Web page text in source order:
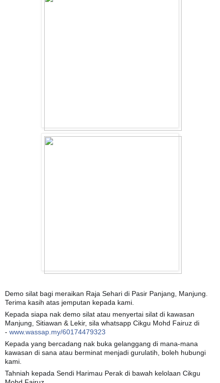
Demo silat bagi meraikan Raja Sehari di Pasir Panjang, Manjung.
Terima kasih atas jemputan kepada kami.
Kepada siapa nak demo silat atau menyertai silat di kawasan
Manjung, Sitiawan & Lekir, sila whatsapp Cikgu Mohd Fairuz di
- www.wassap.my/60174479323
Kepada yang bercadang nak buka gelanggang di mana-mana
kawasan di sana atau berminat menjadi gurulatih, boleh hubungi
kami.
Tahniah kepada Sendi Harimau Perak di bawah kelolaan Cikgu